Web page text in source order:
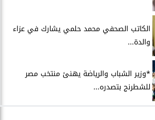
الكاتب الصحفي محمد حلمي يشارك في عزاء
والدة...
*وزير الشباب والرياضة يهنئ منتخب مصر
للشطرنج بتصدره...